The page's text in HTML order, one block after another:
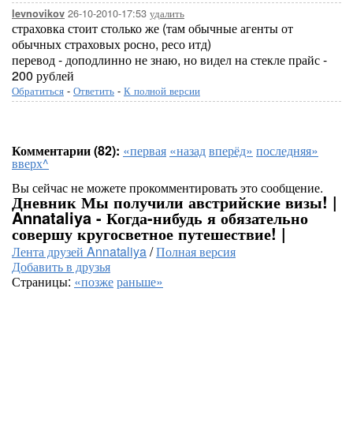
levnovikov 26-10-2010-17:53 удалить
страховка стоит столько же (там обычные агенты от
обычных страховых росно, ресо итд)
перевод - доподлинно не знаю, но видел на стекле прайс -
200 рублей
Обратиться - Ответить - К полной версии
Комментарии (82): «первая «назадвперёд» последняя»
вверх^
Вы сейчас не можете прокомментировать это сообщение.
Дневник Мы получили австрийские визы! |
Annataliya - Когда-нибудь я обязательно
совершу кругосветное путешествие! |
Лента друзей Annataliya/Полная версия
Добавить в друзья
Страницы: «позжераньше»